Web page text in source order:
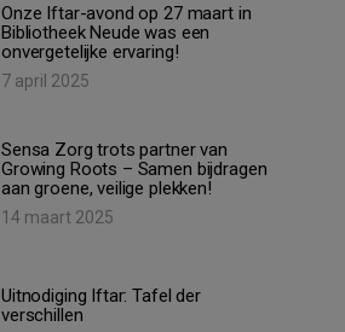
Onze Iftar-avond op 27 maart in
Bibliotheek Neude was een
onvergetelijke ervaring!
7 april 2025
Sensa Zorg trots partner van
Growing Roots – Samen bijdragen
aan groene, veilige plekken!
14 maart 2025
Uitnodiging Iftar: Tafel der
verschillen